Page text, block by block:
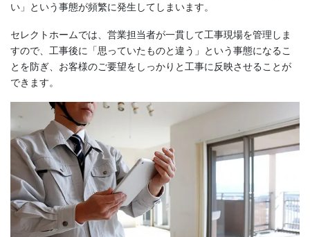
い」という事態が頻繁に発生してしまいます。
セレクトホームでは、営業担当者が一貫して工事現場を管理しま
すので、工事後に「思っていたものと違う」という事態になるこ
とを防ぎ、お客様のご要望をしっかりと工事に反映させることが
できます。